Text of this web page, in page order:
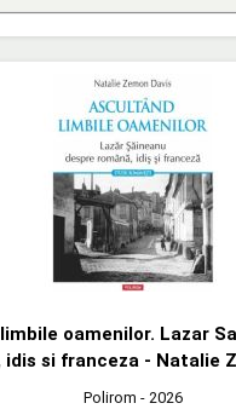
oamenilor. Lazar
idis si franceza - Natalie
Polirom - 2026